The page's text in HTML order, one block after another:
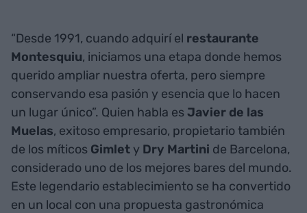
“Desde 1991, cuando adquirí el restaurante
Montesquiu, iniciamos una etapa donde hemos
querido ampliar nuestra oferta, pero siempre
conservando esa pasión y esencia que lo hacen
un lugar único”. Quien habla esJavier de las
Muelas, exitoso empresario, propietario también
de los míticos Gimlet y Dry Martini de Barcelona,
considerado uno de los mejores bares del mundo.
Este legendario establecimiento se ha convertido
en un local con una propuesta gastronómica